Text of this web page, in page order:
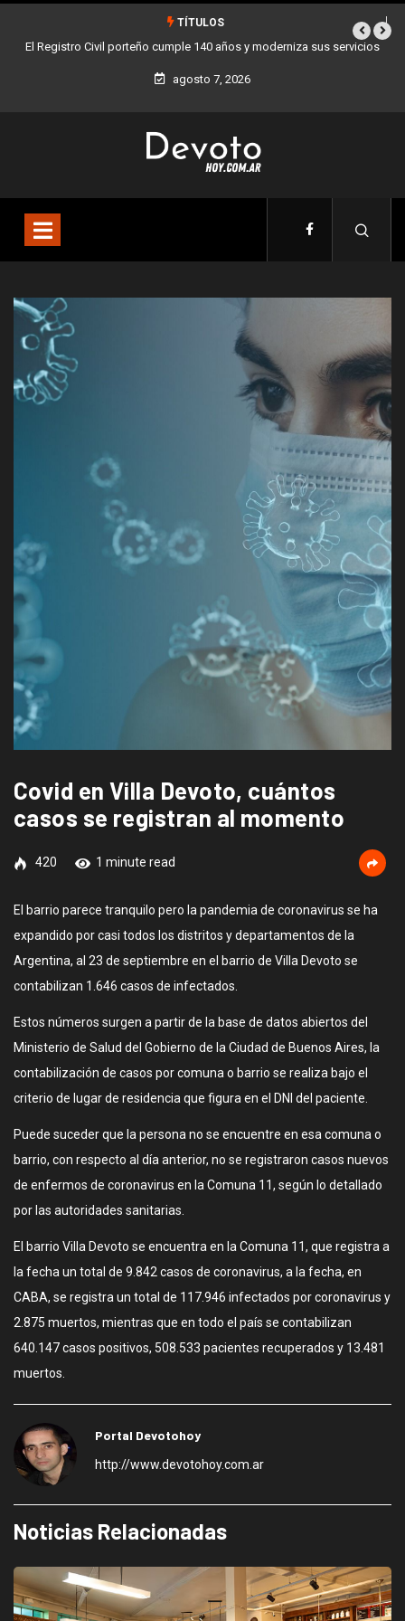
TÍTULOS
Civil porteño cumple 140 años y moderniza sus servicios Buenos Aires
agosto 7, 2026
Covid en Villa Devoto, cuántos
casos se registran al momento
420 1 minute read
El barrio parece tranquilo pero la pandemia de coronavirus se ha
expandido por casi todos los distritos y departamentos de la
Argentina, al 23 de septiembre en el barrio de Villa Devoto se
contabilizan 1.646 casos de infectados.
Estos números surgen a partir de la base de datos abiertos del
Ministerio de Salud del Gobierno de la Ciudad de Buenos Aires, la
contabilización de casos por comuna o barrio se realiza bajo el
criterio de lugar de residencia que figura en el DNI del paciente.
Puede suceder que la persona no se encuentre en esa comuna o
barrio, con respecto al día anterior, no se registraron casos nuevos
de enfermos de coronavirus en la Comuna 11, según lo detallado
por las autoridades sanitarias.
El barrio Villa Devoto se encuentra en la Comuna 11, que registra a
la fecha un total de 9.842 casos de coronavirus, a la fecha, en
CABA, se registra un total de 117.946 infectados por coronavirus y
2.875 muertos, mientras que en todo el país se contabilizan
640.147 casos positivos, 508.533 pacientes recuperados y 13.481
muertos.
Portal Devotohoy
http://www.devotohoy.com.ar
Noticias Relacionadas